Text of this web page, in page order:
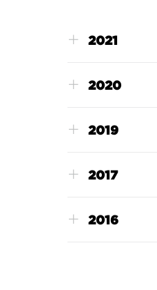
2021
2020
2019
2017
2016